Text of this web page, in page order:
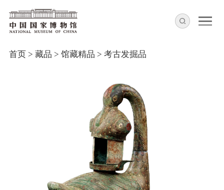
首页> 藏品 > 馆藏精品 > 考古发掘品